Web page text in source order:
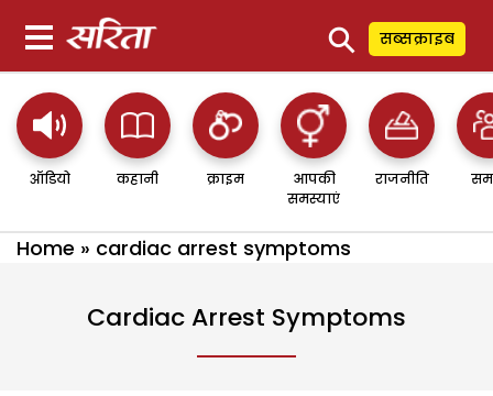
⚲ सब्सक्राइब
ऑडियो कहानी क्राइम
आपकी
समस्याएं
राजनीति
Home » cardiac arrest symptoms
Cardiac Arrest Symptoms